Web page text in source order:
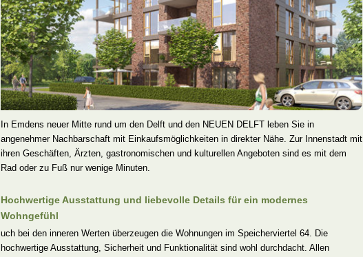
In Emdens neuer Mitte rund um den Delft und den NEUEN DELFT leben Sie in
angenehmer Nachbarschaft mit Einkaufsmöglichkeiten in direkter Nähe. Zur Innenstadt mit
ihren Geschäften, Ärzten, gastronomischen und kulturellen Angeboten sind es mit dem
Rad oder zu Fuß nur wenige Minuten.
Hochwertige Ausstattung und liebevolle Details für ein modernes
Wohngefühl
uch bei den inneren Werten überzeugen die Wohnungen im Speicherviertel 64. Die
hochwertige Ausstattung, Sicherheit und Funktionalität sind wohl durchdacht. Allen